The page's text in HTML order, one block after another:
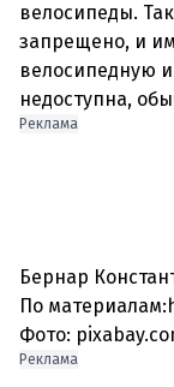
велосипеды.
запрещено, и
велосипедную
недоступна,
Реклама
Бернар
По
Фото:
Реклама